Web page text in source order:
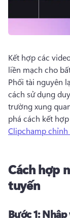
Kết hợp các
Phối tài nguyên
cách sử dụng
trường xung
phá cách kết
Clipchamp chỉnh
Cách hợp
tuyến
Bước 1:Nhập